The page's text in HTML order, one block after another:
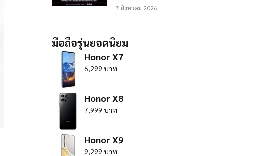
7 สิงหาคม 2026
มือถือรุ่นยอดนิยม
Honor X7
6,299 บาท
Honor X8
7,999 บาท
Honor X9
9,299 บาท